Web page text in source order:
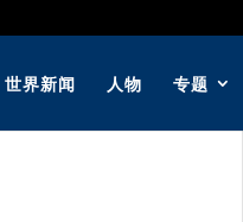
世界新闻 人物 专题